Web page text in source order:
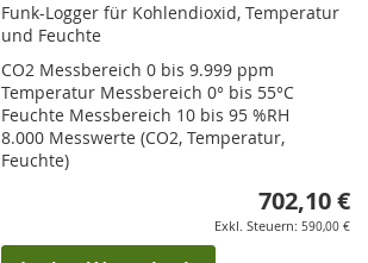
Funk-Logger für Kohlendioxid, Temperatur
und Feuchte
CO2 Messbereich 0 bis 9.999 ppm
Temperatur Messbereich 0° bis 55°C
Feuchte Messbereich 10 bis 95 %RH
8.000 Messwerte (CO2, Temperatur,
Feuchte)
702,10 €
590,00 €